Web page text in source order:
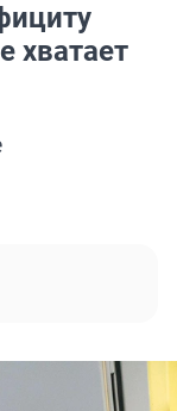
хватает